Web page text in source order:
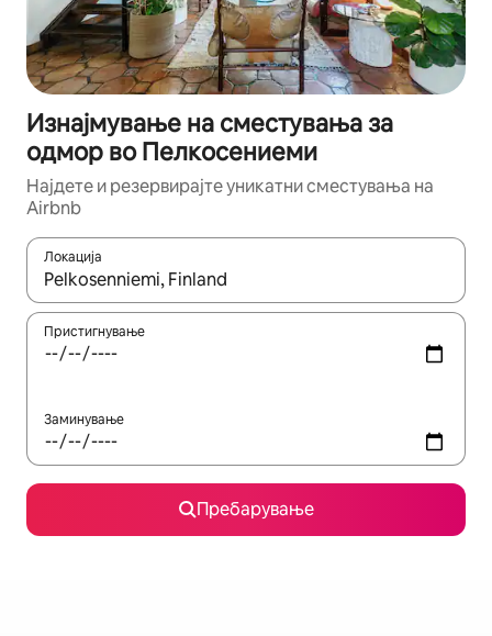
Изнајмување на сместувања за
одмор во Пелкосениеми
Најдете и резервирајте уникатни сместувања на
Airbnb
Локација
Кога резултатите се достапни, движете се со копчињата
Пристигнување
Заминување
Пребарување